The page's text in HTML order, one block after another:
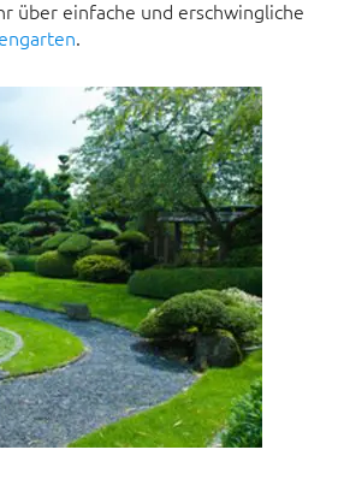
über einfache und erschwingliche
.